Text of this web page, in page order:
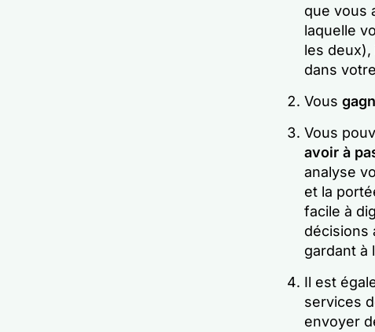
que vous
laquelle
les
dans
Vous
Vous
avoir à
analyse
et la
facile à
décisions
gardant à
Il est
services
envoyer